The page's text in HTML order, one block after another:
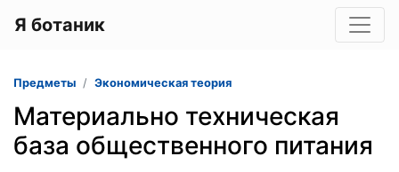
Я ботаник
Предметы Экономическая теория
Материально техническая
база общественного питания